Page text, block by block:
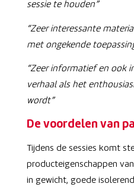
sessie te houden”
“Zeer interessante
met ongekende
“Zeer informatief en ook
verhaal als het
wordt”
De voordelen van
Tijdens de sessies komt
producteigenschappen
in gewicht, goede